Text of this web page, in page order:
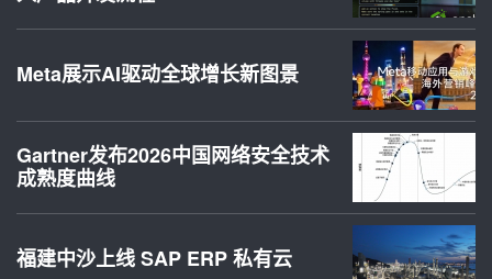
Meta展示AI驱动全球增长新图景
Gartner发布2026中国网络安全技术
成熟度曲线
福建中沙上线 SAP ERP 私有云